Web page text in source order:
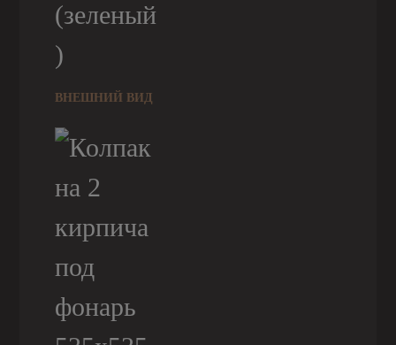
ВНЕШНИЙ ВИД